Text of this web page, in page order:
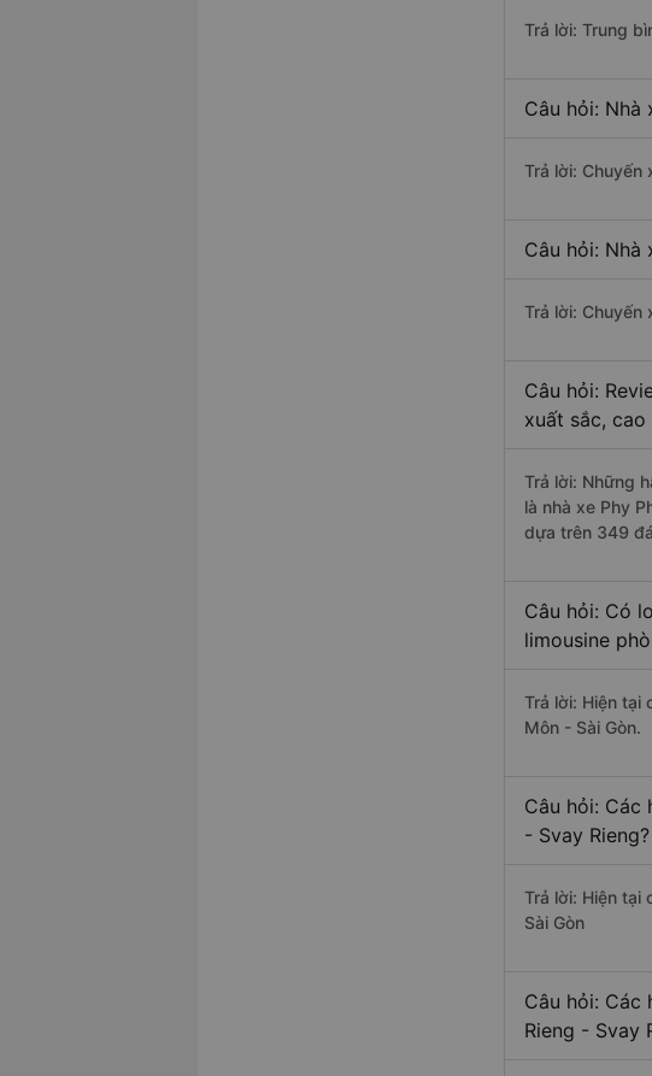
Trả lời: Trung
Câu hỏi: Nhà
Trả lời: Chuyến
Câu hỏi: Nhà
Trả lời: Chuyến
Câu hỏi:
xuất sắc, cao
Trả lời: Những
là nhà xe Phy
dựa trên 349
Câu hỏi: Có
limousine
Trả lời: Hiện tại
Môn - Sài Gòn.
Câu hỏi: Các
- Svay Rieng?
Trả lời: Hiện tại
Sài Gòn
Câu hỏi: Các
Rieng - Svay